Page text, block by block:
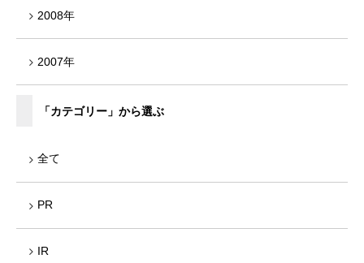
2008年
2007年
「カテゴリー」から選ぶ
全て
PR
IR